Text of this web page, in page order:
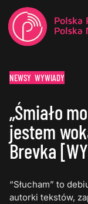
NEWSY WYWIADY
„Śmiało
jestem
Brevka
“Słucham” to
autorki tekstów,